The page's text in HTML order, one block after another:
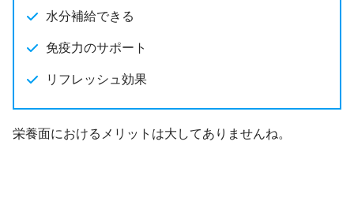
水分補給できる
免疫力のサポート
リフレッシュ効果
栄養面におけるメリットは大してありませんね。